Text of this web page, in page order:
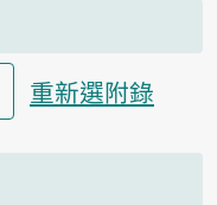
重新選附錄